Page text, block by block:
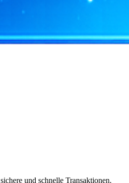
und schnelle Transaktionen.